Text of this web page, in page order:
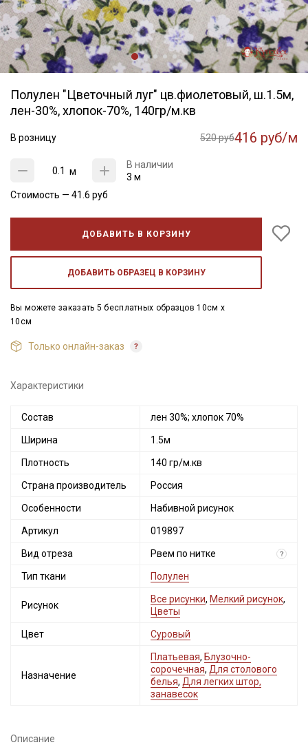
Полулен "Цветочный луг" цв.фиолетовый, ш.1.5м,
лен-30%, хлопок-70%, 140гр/м.кв
В розницу 520 руб416 руб/м
м
В наличии
3 м
Стоимость — 41.6 руб
ДОБАВИТЬ В КОРЗИНУ
ДОБАВИТЬ ОБРАЗЕЦ В КОРЗИНУ
Вы можете заказать 5 бесплатных образцов 10см x
10см
Только онлайн-заказ
Характеристики
Состав лен 30%; хлопок 70%
Ширина 1.5м
Плотность 140 гр/м.кв
Страна производитель Россия
Особенности Набивной рисунок
Артикул 019897
Вид отреза Рвем по нитке ?
Тип ткани Полулен
Рисунок
Все рисунки, Мелкий рисунок,
Цветы
Цвет Суровый
Назначение
Платьевая, Блузочно-
сорочечная, Для столового
белья, Для легких штор,
занавесок
Описание